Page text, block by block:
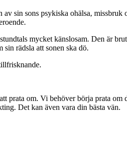
sin sons psykiska ohälsa,
mycket känslosam. Den är
rädsla att sonen ska dö.
prata om. Vi behöver börja prata
Det kan även vara din bästa vän.